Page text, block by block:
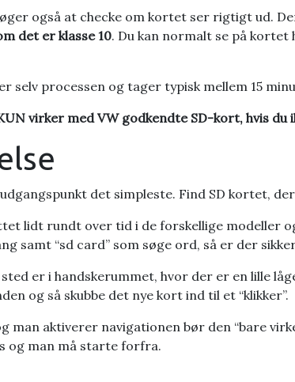
også at checke om kortet ser rigtigt ud.
det er klasse 10. Du kan normalt se på kortet
selv processen og tager typisk mellem 15
virker med VW godkendte SD-kort, hvis du
det simpleste. Find SD kortet,
lidt rundt over tid i de forskellige modeller
samt “sd card” som søge ord, så er der
er i handskerummet, hvor der er en lille
og så skubbe det nye kort ind til et “klikker”.
man aktiverer navigationen bør den “bare
og man må starte forfra.